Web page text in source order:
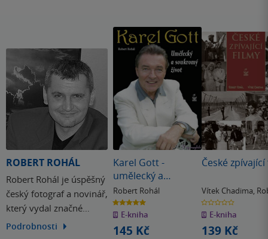
ROBERT ROHÁL
Robert Rohál je úspěšný
český fotograf a novinář,
který vydal značné
množství titulů
Podrobnosti
Karel Gott -
umělecký a
soukromý život
Robert Rohál
5.0
z
5
hvězdiček
E-kniha
145 Kč
České
Vítek Chadima,
Rohál
0.0
z
5
hvězdiček
E-kniha
139 Kč